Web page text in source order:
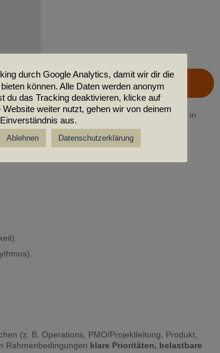
mit
– weil du wieder Entscheidung, Fokus und Takt in
(z. B. Operations, PMO/Projektleitung, Produkt,
Rahmenbedingungen klare Prioritäten, belastbare
durch Google Analytics, damit wir dir die
können. Alle Daten werden anonym
du das Tracking deaktivieren, klicke auf
weiter nutzt, gehen wir von deinem
Einverständnis aus.
Ablehnen Datenschutzerklärung